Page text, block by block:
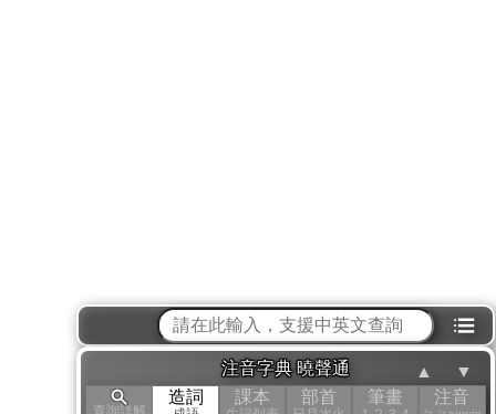
⁝☰
注音字典 曉聲通
造詞 課本 部首 筆畫 注音
▲ ▼